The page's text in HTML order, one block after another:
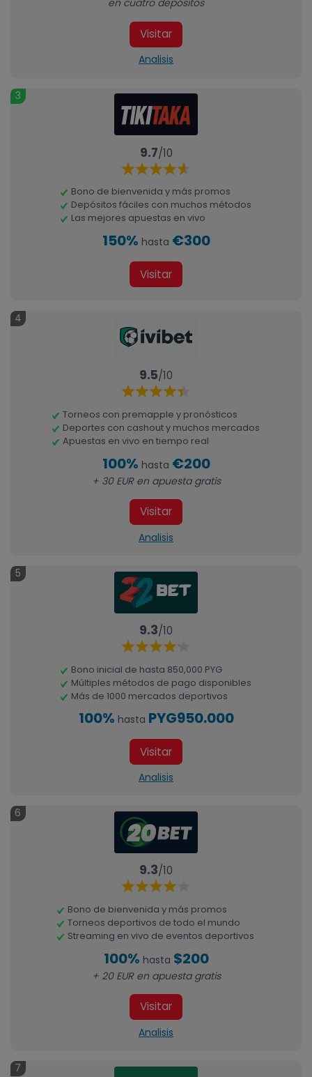
en cuatro depósitos
Visitar
Analisis
3
9.7/10
Bono de bienvenida y más promos
Depósitos fáciles con muchos métodos
Las mejores apuestas en vivo
150% hasta €300
Visitar
4
9.5/10
Torneos con premapple y pronósticos
Deportes con cashout y muchos mercados
Apuestas en vivo en tiempo real
100% hasta €200
+ 30 EUR en apuesta gratis
Visitar
Analisis
5
9.3/10
Bono inicial de hasta 850,000 PYG
Múltiples métodos de pago disponibles
Más de 1000 mercados deportivos
100% hasta PYG950.000
Visitar
Analisis
6
9.3/10
Bono de bienvenida y más promos
Torneos deportivos de todo el mundo
Streaming en vivo de eventos deportivos
100% hasta $200
+ 20 EUR en apuesta gratis
Visitar
Analisis
7